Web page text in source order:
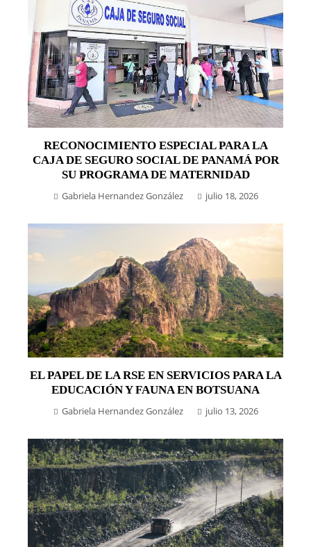
RECONOCIMIENTO ESPECIAL PARA LA
CAJA DE SEGURO SOCIAL DE PANAMÁ POR
SU PROGRAMA DE MATERNIDAD
Gabriela Hernandez González julio 18, 2026
EL PAPEL DE LA RSE EN SERVICIOS PARA LA
EDUCACIÓN Y FAUNA EN BOTSUANA
Gabriela Hernandez González julio 13, 2026